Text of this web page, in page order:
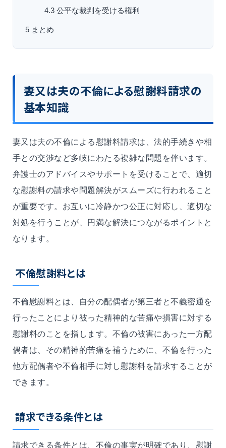
4.3 公平な裁判 を受ける権利
5 まとめ
妻又は夫の不倫による慰謝料請求の
基本知識
妻又は夫の不倫による慰謝料請求は、法的手続きや相
手との交渉など多岐にわたる複雑な問題を伴います。
弁護士のアドバイスやサポートを受けることで、適切
な慰謝料の請求や問題解決がスムーズに行われること
が重要です。お互いに冷静かつ公正に対応し、適切な
対処を行うことが、円満な解決につながるポイントと
なります。
不倫慰謝料とは
不倫慰謝料とは、自分の配偶者が第三者と不義密通を
行ったことにより被った精神的な苦痛や損害に対する
慰謝料のことを指します。不倫の被害にあった一方配
偶者は、その精神的苦痛を補うために、不倫を行った
他方配偶者や不倫相手に対し慰謝料を請求することが
できます。
請求できる条件とは
請求できる条件とは、不倫の事実が明確であり、慰謝